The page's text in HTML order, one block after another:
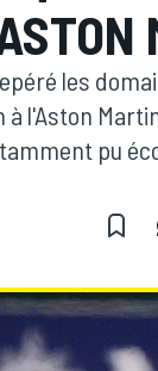
les
l'Aston
pu